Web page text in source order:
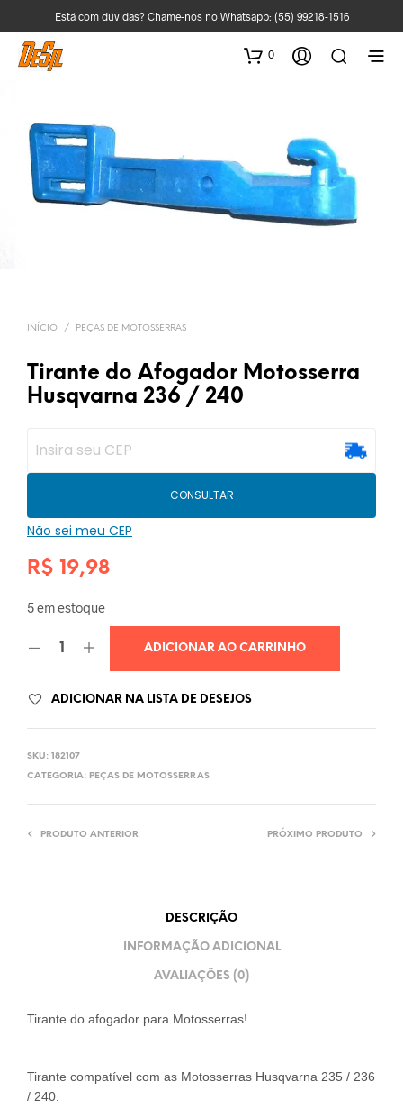
Está com dúvidas? Chame-nos no Whatsapp: (55) 99218-1516
0
INÍCIO / PEÇAS DE MOTOSSERRAS
Tirante do Afogador Motosserra
Husqvarna 236 / 240
CONSULTAR
Não sei meu CEP
R$ 19,98
5 em estoque
ADICIONAR AO CARRINHO
ADICIONAR NA LISTA DE DESEJOS
SKU: 182107
CATEGORIA: PEÇAS DE MOTOSSERRAS
PRODUTO ANTERIOR PRÓXIMO PRODUTO
DESCRIÇÃO
INFORMAÇÃO ADICIONAL
AVALIAÇÕES (0)
Tirante do afogador para Motosserras!
Tirante compatível com as Motosserras Husqvarna 235 / 236
/ 240.